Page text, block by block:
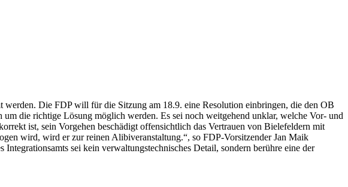
Die FDP will für die Sitzung am 18.9. eine Resolution einbringen, die den OB
die richtige Lösung möglich werden. Es sei noch weitgehend unklar, welche Vor- und
ist, sein Vorgehen beschädigt offensichtlich das Vertrauen von Bielefeldern mit
wird, wird er zur reinen Alibiveranstaltung.“, so FDP-Vorsitzender Jan Maik
sei kein verwaltungstechnisches Detail, sondern berühre eine der